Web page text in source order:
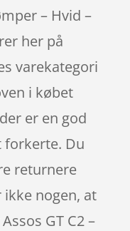
– Hvid –
her på
varekategori
i købet
er en god
forkerte. Du
returnere
nogen, at
GT C2 –